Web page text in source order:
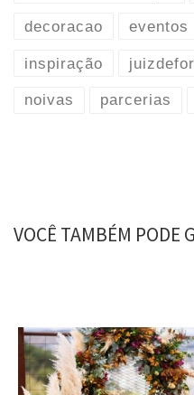
decoracao eventos
inspiração
noivas parcerias
VOCÊ TAMBÉM PODE